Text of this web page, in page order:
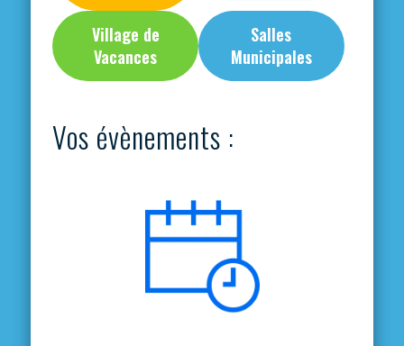
Village de
Vacances
Salles
Municipales
Vos évènements :